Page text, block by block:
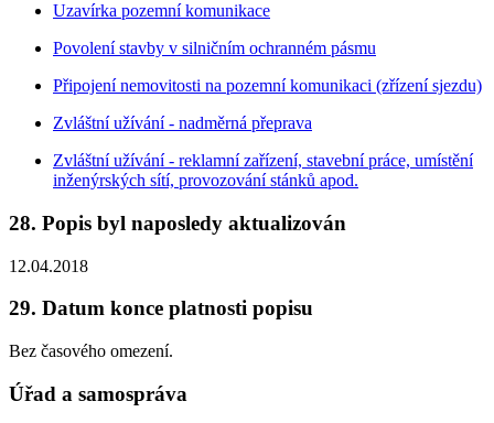
Uzavírka pozemní komunikace
Povolení stavby v silničním ochranném pásmu
Připojení nemovitosti na pozemní komunikaci (zřízení sjezdu)
Zvláštní užívání - nadměrná přeprava
Zvláštní užívání - reklamní zařízení, stavební práce, umístění
inženýrských sítí, provozování stánků apod.
28. Popis byl naposledy aktualizován
12.04.2018
29. Datum konce platnosti popisu
Bez časového omezení.
Úřad a samospráva